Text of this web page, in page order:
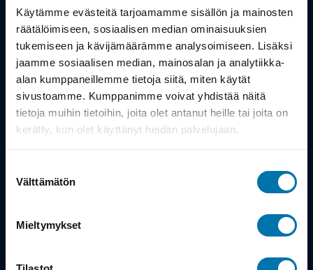
Käytämme evästeitä tarjoamamme sisällön ja mainosten
räätälöimiseen, sosiaalisen median ominaisuuksien
tukemiseen ja kävijämäärämme analysoimiseen. Lisäksi
jaamme sosiaalisen median, mainosalan ja analytiikka-
alan kumppaneillemme tietoja siitä, miten käytät
sivustoamme. Kumppanimme voivat yhdistää näitä
tietoja muihin tietoihin, joita olet antanut heille tai joita on
kerätty, kun olet käyttänyt heidän palvelujaan.
valinta
Välttämätön
Mieltymykset
Tuotteet
Työsuhdepyörä
Info
Takuu ja palautukset